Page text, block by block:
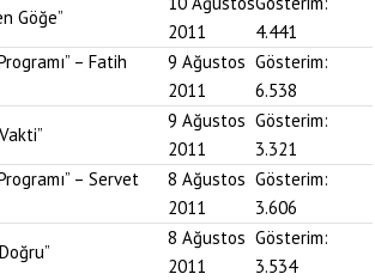
Göğe”
2011
4.441
– Fatih
9 Ağustos
2011
Gösterim:
6.538
9 Ağustos
2011
Gösterim:
3.321
– Servet
8 Ağustos
2011
Gösterim:
3.606
8 Ağustos
2011
Gösterim:
3.534